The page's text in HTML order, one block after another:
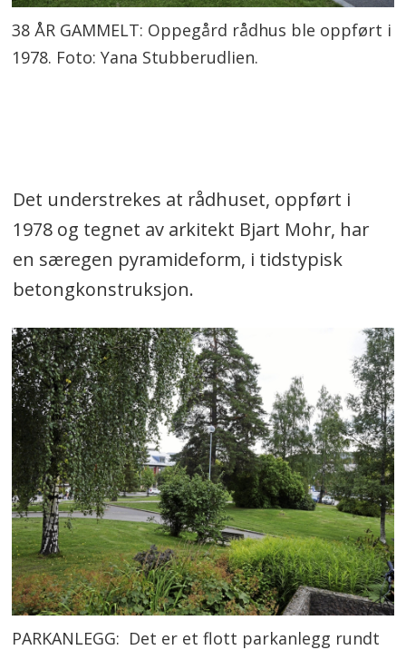
38 ÅR GAMMELT: Oppegård rådhus ble oppført i
1978. Foto: Yana Stubberudlien.
Det understrekes at rådhuset, oppført i
1978 og tegnet av arkitekt Bjart Mohr, har
en særegen pyramideform, i tidstypisk
betongkonstruksjon.
PARKANLEGG: Det er et flott parkanlegg rundt